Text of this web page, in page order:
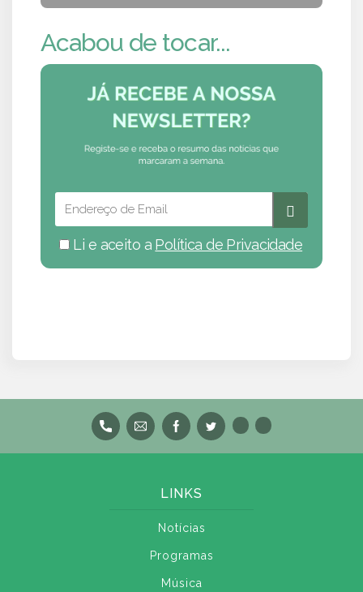
Acabou de tocar...
Li e aceito a Política de Privacidade
LINKS
Notícias
Programas
Música